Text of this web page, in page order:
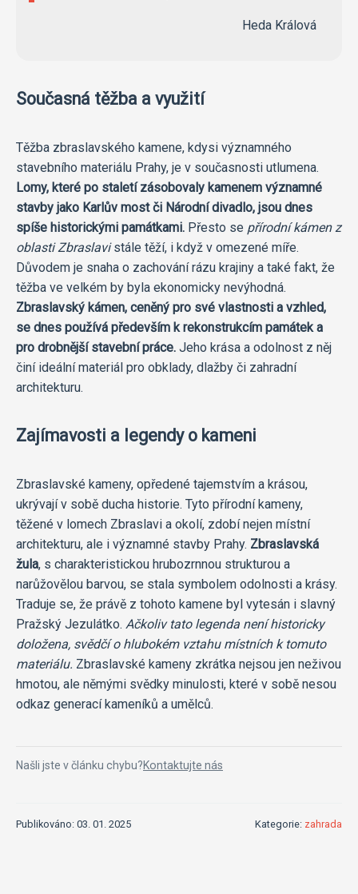
Heda Králová
Současná těžba a využití
Těžba zbraslavského kamene, kdysi významného
stavebního materiálu Prahy, je v současnosti utlumena.
Lomy, které po staletí zásobovaly kamenem významné
stavby jako Karlův most či Národní divadlo, jsou dnes
spíše historickými památkami. Přesto se přírodní kámen z
oblasti Zbraslavistále těží, i když v omezené míře.
Důvodem je snaha o zachování rázu krajiny a také fakt, že
těžba ve velkém by byla ekonomicky nevýhodná.
Zbraslavský kámen, ceněný pro své vlastnosti a vzhled,
se dnes používá především k rekonstrukcím památek a
pro drobnější stavební práce. Jeho krása a odolnost z něj
činí ideální materiál pro obklady, dlažby či zahradní
architekturu.
Zajímavosti a legendy o kameni
Zbraslavské kameny, opředené tajemstvím a krásou,
ukrývají v sobě ducha historie. Tyto přírodní kameny,
těžené v lomech Zbraslavi a okolí, zdobí nejen místní
architekturu, ale i významné stavby Prahy. Zbraslavská
žula, s charakteristickou hrubozrnnou strukturou a
narůžovělou barvou, se stala symbolem odolnosti a krásy.
Traduje se, že právě z tohoto kamene byl vytesán i slavný
Pražský Jezulátko. Ačkoliv tato legenda není historicky
doložena, svědčí o hlubokém vztahu místních k tomuto
materiálu. Zbraslavské kameny zkrátka nejsou jen neživou
hmotou, ale němými svědky minulosti, které v sobě nesou
odkaz generací kameníků a umělců.
Našli jste v článku chybu?Kontaktujte nás
Publikováno: 03. 01. 2025 Kategorie: zahrada